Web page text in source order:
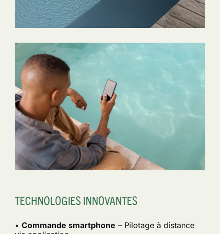
TECHNOLOGIES INNOVANTES
• Commande smartphone – Pilotage à distance